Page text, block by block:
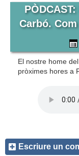
Carbó.
El nostre home
pròximes hores a
Escriure un